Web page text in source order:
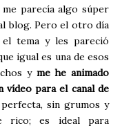
parecía algo súper
blog. Pero el otro día
el tema y les pareció
igual es una de esos
y me he animado
vídeo para el canal de
sin grumos y
rico; es ideal para